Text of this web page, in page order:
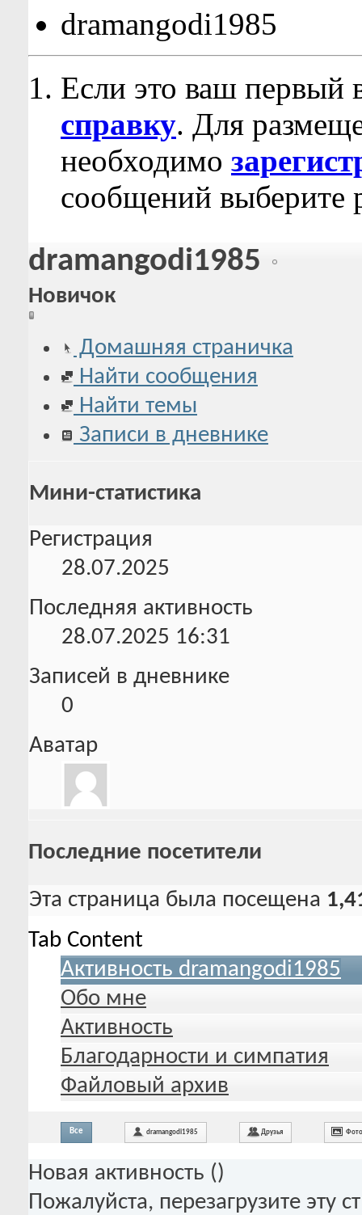
dramangodi1985
Если это ваш первый
справку. Для
необходимо
сообщений выберите
dramangodi1985
Новичок
Домашняя страничка
Найти сообщения
Найти темы
Записи в дневнике
Мини-статистика
Регистрация
28.07.2025
Последняя активность
28.07.2025 16:31
Записей в дневнике
0
Аватар
Последние посетители
Эта страница была посещена
Tab Content
Активность dramangodi1985
Обо мне
Активность
Благодарности и симпатия
Файловый архив
Все dramangodi1985 Друзья
Новая активность ()
Пожалуйста, перезагрузите эту